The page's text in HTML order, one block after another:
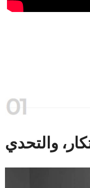
والتحدي